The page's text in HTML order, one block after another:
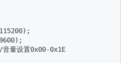
量设置0x00-0x1E